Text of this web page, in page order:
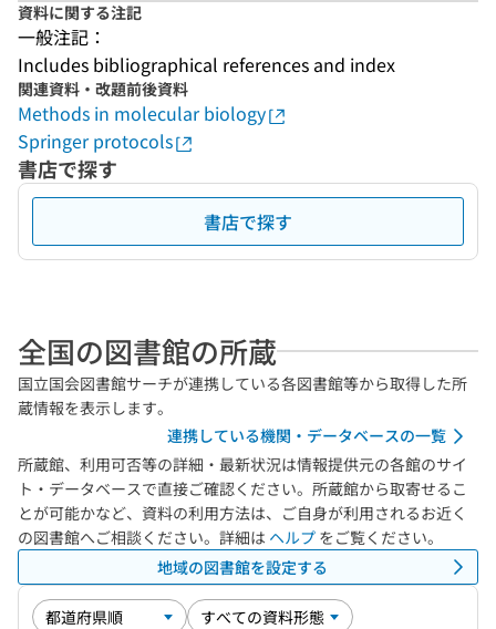
資料に関する注記
一般注記：
Includes bibliographical references and index
関連資料・改題前後資料
Methods in molecular biology
Springer protocols
書店で探す
書店で探す
全国の図書館の所蔵
国立国会図書館サーチが連携している各図書館等から取得した所
蔵情報を表示します。
連携している機関・データベースの一覧
所蔵館、利用可否等の詳細・最新状況は情報提供元の各館のサイ
ト・データベースで直接ご確認ください。所蔵館から取寄せるこ
とが可能かなど、資料の利用方法は、ご自身が利用されるお近く
の図書館へご相談ください。詳細は ヘルプ をご覧ください。
地域の図書館を設定する